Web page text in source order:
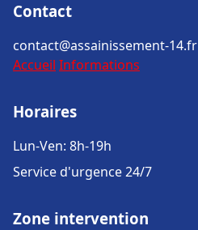
Contact
contact@assainissement-14.fr
Accueil Informations
Horaires
Lun-Ven: 8h-19h
Service d'urgence 24/7
Zone intervention